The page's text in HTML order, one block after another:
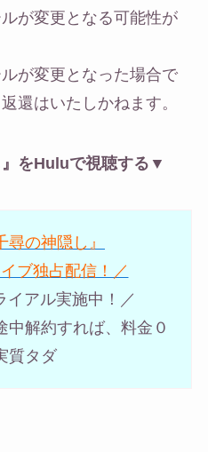
が変更となる可能性が
が変更となった場合で
還はいたしかねます。
をHuluで視聴する▼
の神隠し』
ブ独占配信！／
イアル実施中！／
中解約すれば、料金０
質タダ